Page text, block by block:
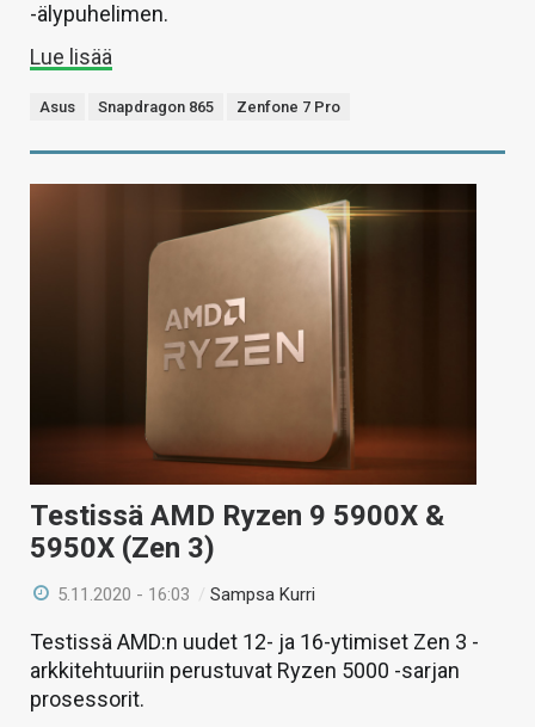
-älypuhelimen.
Lue lisää
Asus Snapdragon 865 Zenfone 7 Pro
Testissä AMD Ryzen 9 5900X &
5950X (Zen 3)
5.11.2020 - 16:03 /Sampsa Kurri
Testissä AMD:n uudet 12- ja 16-ytimiset Zen 3 -
arkkitehtuuriin perustuvat Ryzen 5000 -sarjan
prosessorit.